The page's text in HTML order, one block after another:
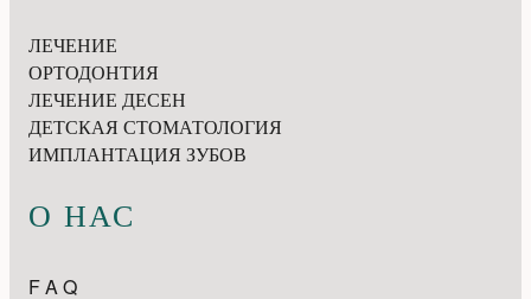
ЛЕЧЕНИЕ
ОРТОДОНТИЯ
ЛЕЧЕНИЕ ДЕСЕН
ДЕТСКАЯ СТОМАТОЛОГИЯ
ИМПЛАНТАЦИЯ ЗУБОВ
О НАС
F A Q